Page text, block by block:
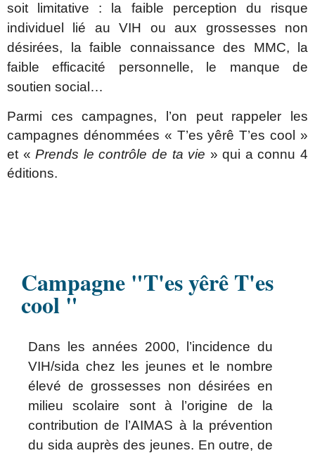
soit limitative : la faible perception du risque
individuel lié au VIH ou aux grossesses non
désirées, la faible connaissance des MMC, la
faible efficacité personnelle, le manque de
soutien social…
Parmi ces campagnes, l’on peut rappeler les
campagnes dénommées « T’es yêrê T’es cool »
et «Prends le contrôle de ta vie » qui a connu 4
éditions.
Campagne "T'es yêrê T'es
cool "
Dans les années 2000, l’incidence du
VIH/sida chez les jeunes et le nombre
élevé de grossesses non désirées en
milieu scolaire sont à l’origine de la
contribution de l’AIMAS à la prévention
du sida auprès des jeunes. En outre, de